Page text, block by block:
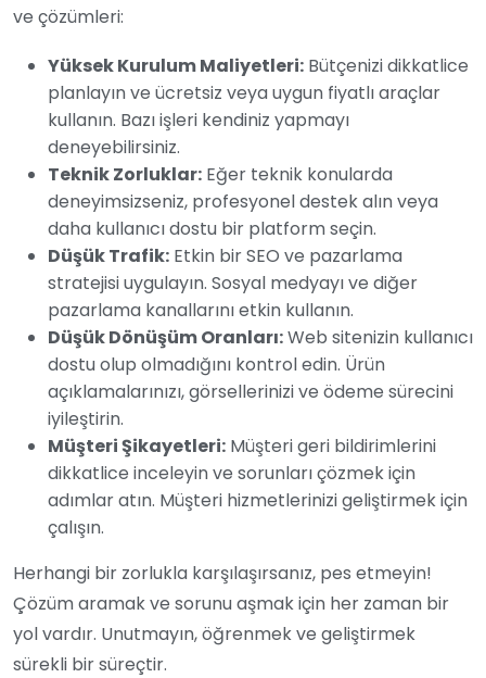
ve çözümleri:
Yüksek Kurulum Maliyetleri: Bütçenizi dikkatlice
planlayın ve ücretsiz veya uygun fiyatlı araçlar
kullanın. Bazı işleri kendiniz yapmayı
deneyebilirsiniz.
Teknik Zorluklar: Eğer teknik konularda
deneyimsizseniz, profesyonel destek alın veya
daha kullanıcı dostu bir platform seçin.
Düşük Trafik: Etkin bir SEO ve pazarlama
stratejisi uygulayın. Sosyal medyayı ve diğer
pazarlama kanallarını etkin kullanın.
Düşük Dönüşüm Oranları:Web sitenizin kullanıcı
dostu olup olmadığını kontrol edin. Ürün
açıklamalarınızı, görsellerinizi ve ödeme sürecini
iyileştirin.
Müşteri Şikayetleri: Müşteri geri bildirimlerini
dikkatlice inceleyin ve sorunları çözmek için
adımlar atın. Müşteri hizmetlerinizi geliştirmek için
çalışın.
Herhangi bir zorlukla karşılaşırsanız, pes etmeyin!
Çözüm aramak ve sorunu aşmak için her zaman bir
yol vardır. Unutmayın, öğrenmek ve geliştirmek
sürekli bir süreçtir.